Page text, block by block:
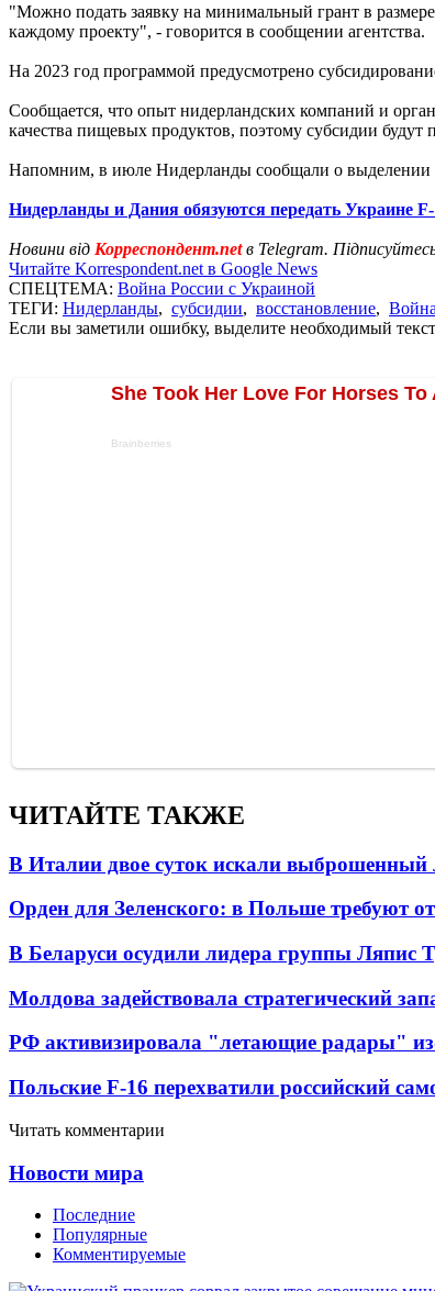
"Можно подать заявку на минимальный грант в
каждому проекту", - говорится в сообщении агентства.
На 2023 год программой предусмотрено
Сообщается, что опыт нидерландских компаний и
качества пищевых продуктов, поэтому субсидии будут
Напомним, в июле Нидерланды сообщали о выделении
Нидерланды и Дания обязуются передать Украине
Новини від Корреспондент.netв Telegram.
Читайте Korrespondent.net в Google News
СПЕЦТЕМА: Война России с Украиной
ТЕГИ: Нидерланды, субсидии, восстановление,
Если вы заметили ошибку, выделите необходимый
ЧИТАЙТЕ ТАКЖЕ
В Италии двое суток искали
Орден для Зеленского: в Польше требуют
В Беларуси осудили лидера группы Ляпис
Молдова задействовала стратегический
РФ активизировала "летающие радары"
Польские F-16 перехватили российский
Читать комментарии
Новости мира
Последние
Популярные
Комментируемые